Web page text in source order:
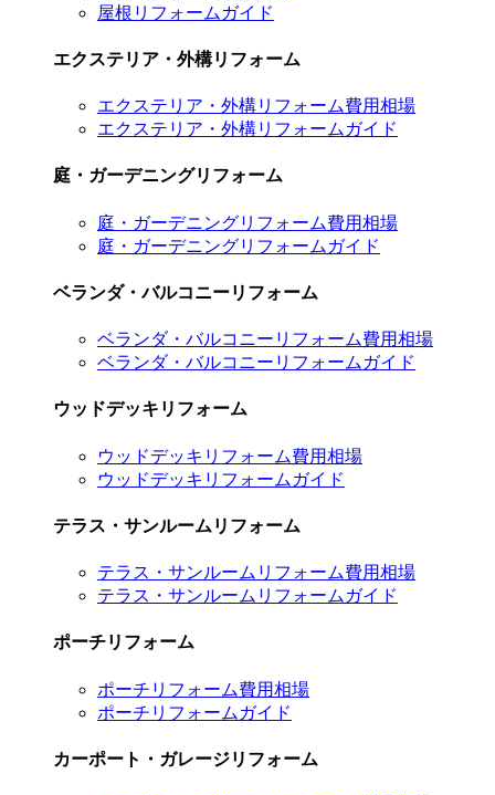
屋根リフォームガイド
エクステリア・外構リフォーム
エクステリア・外構リフォーム費用相場
エクステリア・外構リフォームガイド
庭・ガーデニングリフォーム
庭・ガーデニングリフォーム費用相場
庭・ガーデニングリフォームガイド
ベランダ・バルコニーリフォーム
ベランダ・バルコニーリフォーム費用相場
ベランダ・バルコニーリフォームガイド
ウッドデッキリフォーム
ウッドデッキリフォーム費用相場
ウッドデッキリフォームガイド
テラス・サンルームリフォーム
テラス・サンルームリフォーム費用相場
テラス・サンルームリフォームガイド
ポーチリフォーム
ポーチリフォーム費用相場
ポーチリフォームガイド
カーポート・ガレージリフォーム